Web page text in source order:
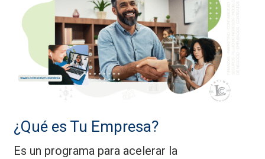
¿Qué es Tu Empresa?
Es un programa para acelerar la